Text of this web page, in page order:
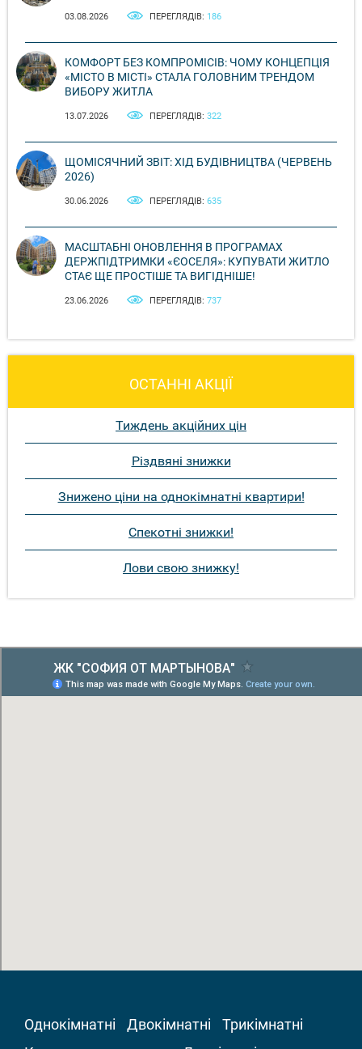
03.08.2026 ПЕРЕГЛЯДІВ: 186
КОМФОРТ БЕЗ КОМПРОМІСІВ: ЧОМУ КОНЦЕПЦІЯ
«МІСТО В МІСТІ» СТАЛА ГОЛОВНИМ ТРЕНДОМ
ВИБОРУ ЖИТЛА
13.07.2026 ПЕРЕГЛЯДІВ: 322
ЩОМІСЯЧНИЙ ЗВІТ: ХІД БУДІВНИЦТВА (ЧЕРВЕНЬ
2026)
30.06.2026 ПЕРЕГЛЯДІВ: 635
МАСШТАБНІ ОНОВЛЕННЯ В ПРОГРАМАХ
ДЕРЖПІДТРИМКИ «ЄОСЕЛЯ»: КУПУВАТИ ЖИТЛО
СТАЄ ЩЕ ПРОСТІШЕ ТА ВИГІДНІШЕ!
23.06.2026 ПЕРЕГЛЯДІВ: 737
ОСТАННІ АКЦІЇ
Тиждень акційних цін
Різдвяні знижки
Знижено ціни на однокімнатні квартири!
Спекотні знижки!
Лови свою знижку!
Однокімнатні Двокімнатні
Трикімнатні